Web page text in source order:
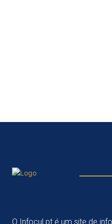
O Infocul.pt é um site de